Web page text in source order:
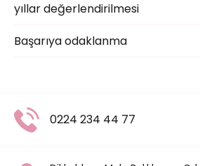
yıllar değerlendirilmesi
Başarıya odaklanma
0224 234 44 77